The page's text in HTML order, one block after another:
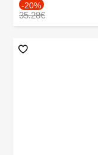
-20%
35.28€